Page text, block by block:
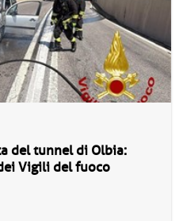
del tunnel di Olbia:
Vigili del fuoco